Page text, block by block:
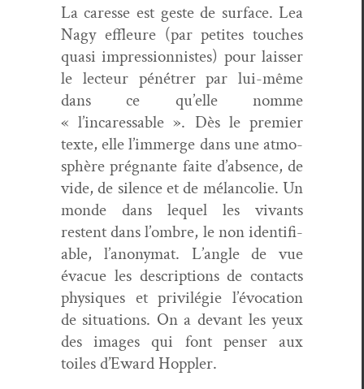
La caresse est geste de sur­face. Lea
Nagy effleure (par petites touch­es
qua­si impres­sion­nistes) pour laiss­er
le lecteur pénétr­er par lui-même
dans ce qu’elle nomme
« l’incaressable ». Dès le pre­mier
texte, elle l’immerge dans une atmo­
sphère prég­nante faite d’absence, de
vide, de silence et de mélan­col­ie. Un
monde dans lequel les vivants
restent dans l’ombre, le non iden­ti­fi­
able, l’anonymat. L’angle de vue
évac­ue les descrip­tions de con­tacts
physiques et priv­ilégie l’évocation
de sit­u­a­tions. On a devant les yeux
des images qui font penser aux
toiles d’Eward Hoppler.